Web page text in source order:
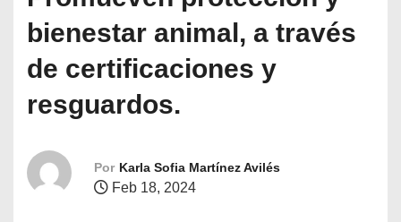
bienestar animal, a través
de certificaciones y
resguardos.
Por Karla Sofia Martínez Avilés
Feb 18, 2024